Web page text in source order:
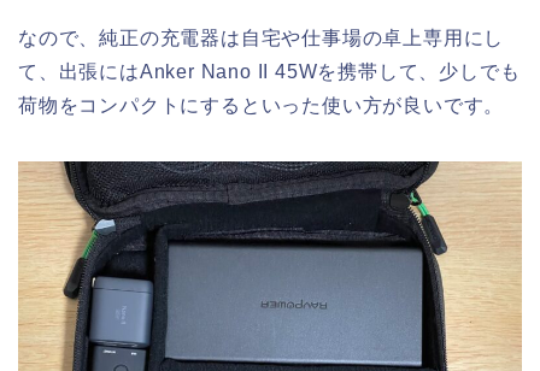
なので、純正の充電器は自宅や仕事場の卓上専用にし
て、出張にはAnker Nano II 45Wを携帯して、少しでも
荷物をコンパクトにするといった使い方が良いです。